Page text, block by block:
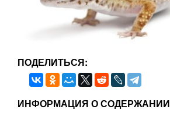
ПОДЕЛИТЬСЯ:
ИНФОРМАЦИЯ О СОДЕРЖАНИИ